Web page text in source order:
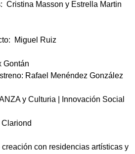
Cristina Masson y Estrella Martin
Miguel Ruiz
Gontán
Rafael Menéndez González
y Culturia | Innovación Social
creación con residencias artísticas y